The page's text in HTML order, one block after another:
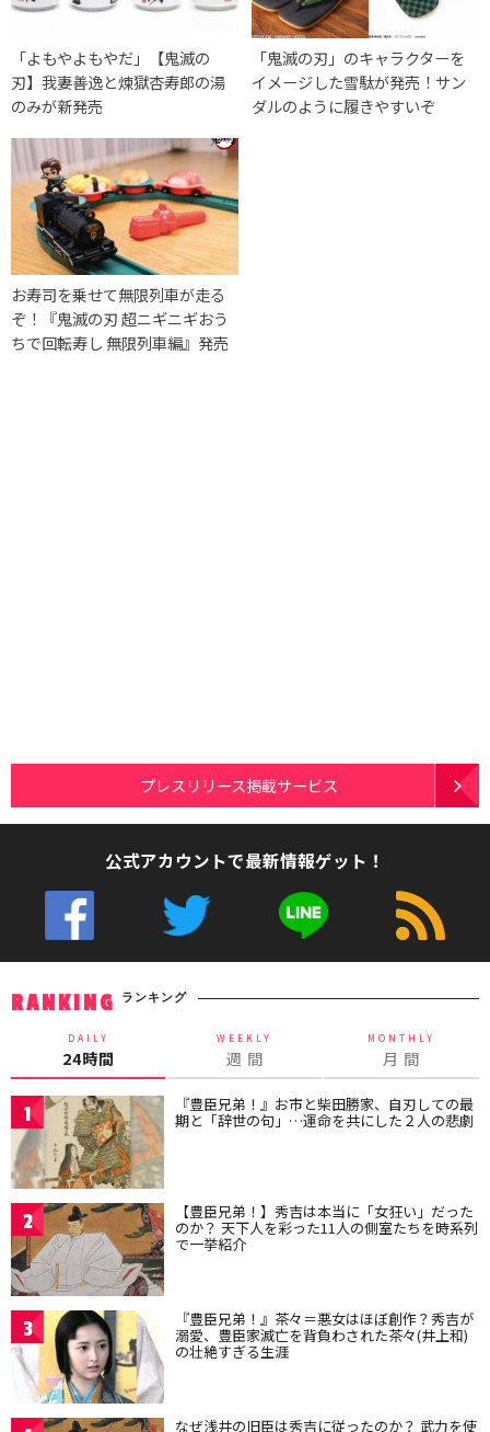
「よもやよもやだ」【鬼滅の
刃】我妻善逸と煉獄杏寿郎の湯
のみが新発売
「鬼滅の刃」のキャラクターを
イメージした雪駄が発売！サン
ダルのように履きやすいぞ
お寿司を乗せて無限列車が走る
ぞ！『鬼滅の刃 超ニギニギおう
ちで回転寿し 無限列車編』発売
プレスリリース掲載サービス
公式アカウントで最新情報ゲット！
RANKING ランキング
DAILY
24時間
WEEKLY
週 間
MONTHLY
月 間
1 『豊臣兄弟！』お市と柴田勝家、自刃しての最
期と「辞世の句」…運命を共にした２人の悲劇
2 【豊臣兄弟！】秀吉は本当に「女狂い」だった
のか？ 天下人を彩った11人の側室たちを時系列
で一挙紹介
3 『豊臣兄弟！』茶々＝悪女はほぼ創作？秀吉が
溺愛、豊臣家滅亡を背負わされた茶々(井上和)
の壮絶すぎる生涯
なぜ浅井の旧臣は秀吉に従ったのか？ 武力を使